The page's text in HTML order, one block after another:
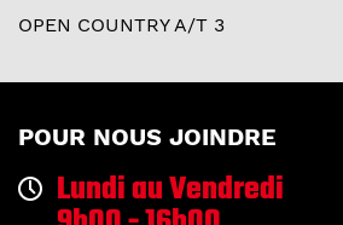
OPEN COUNTRY A/T 3
POUR NOUS JOINDRE
Lundi au Vendredi